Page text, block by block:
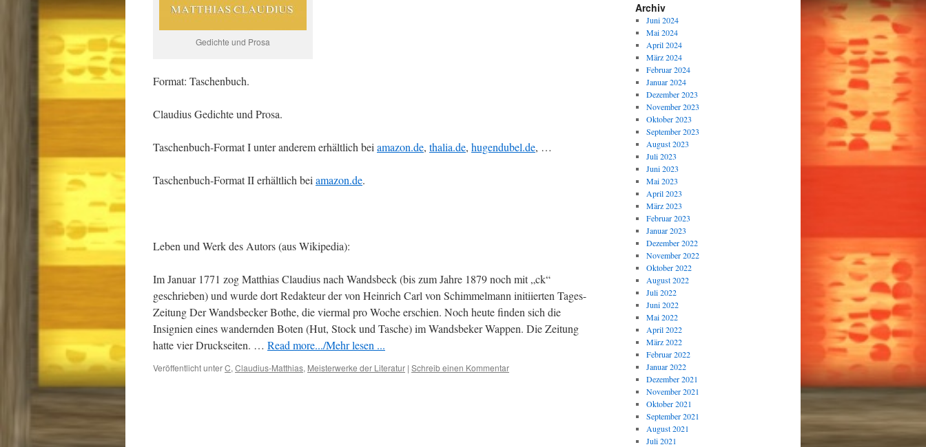
Gedichte und Prosa
Format: Taschenbuch.
Claudius Gedichte und Prosa.
Taschenbuch-Format I unter anderem erhältlich bei amazon.de, thalia.de, hugendubel.de, …
Taschenbuch-Format II erhältlich bei amazon.de.
Leben und Werk des Autors (aus Wikipedia):
Im Januar 1771 zog Matthias Claudius nach Wandsbeck (bis zum Jahre 1879 noch mit „ck“
geschrieben) und wurde dort Redakteur der von Heinrich Carl von Schimmelmann initiierten Tages-
Zeitung Der Wandsbecker Bothe, die viermal pro Woche erschien. Noch heute finden sich die
Insignien eines wandernden Boten (Hut, Stock und Tasche) im Wandsbeker Wappen. Die Zeitung
hatte vier Druckseiten. … Read more.../Mehr lesen ...
Veröffentlicht unterC, Claudius-Matthias, Meisterwerke der Literatur | Schreib einen Kommentar
Archiv
Juni 2024
Mai 2024
April 2024
März 2024
Februar 2024
Januar 2024
Dezember 2023
November 2023
Oktober 2023
September 2023
August 2023
Juli 2023
Juni 2023
Mai 2023
April 2023
März 2023
Februar 2023
Januar 2023
Dezember 2022
November 2022
Oktober 2022
August 2022
Juli 2022
Juni 2022
Mai 2022
April 2022
März 2022
Februar 2022
Januar 2022
Dezember 2021
November 2021
Oktober 2021
September 2021
August 2021
Juli 2021